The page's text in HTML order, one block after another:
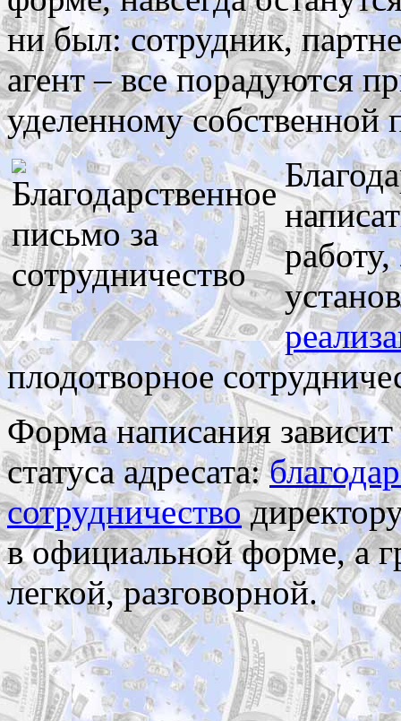
ни был: сотрудник,
агент – все порадуются
уделенному собственной
плодотворное
Форма написания
статуса адресата:
сотрудничество
в официальной форме, а
легкой, разговорной.